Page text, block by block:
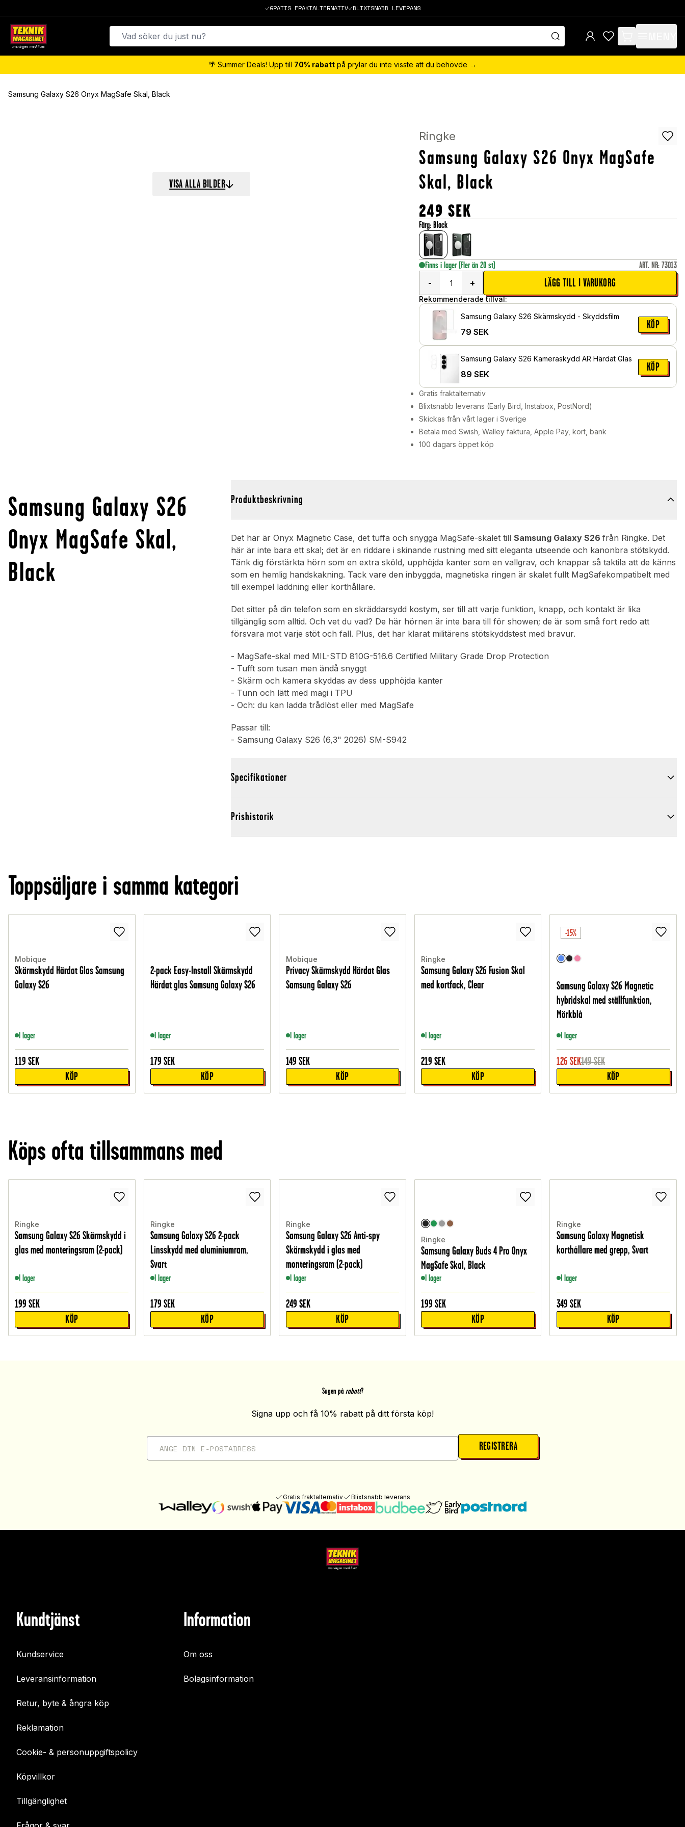
GRATIS FRAKTALTERNATIV BLIXTSNABB LEVERANS
items in cart, view
🌴 Summer Deals! Upp till 70% rabatt på prylar du inte visste att du behövde →
Samsung Galaxy S26 Onyx MagSafe Skal, Black
VISA ALLA BILDER
Ringke
Samsung Galaxy S26 Onyx MagSafe
Skal, Black
249 SEK
Färg: Black
Finns i lager (Fler än 20 st) ART. NR: 73013
-
+ LÄGG TILL I VARUKORG
Rekommenderade tillval:
Samsung Galaxy S26 Skärmskydd - Skyddsfilm
79 SEK
KÖP
Samsung Galaxy S26 Kameraskydd AR Härdat Glas
89 SEK
KÖP
Gratis fraktalternativ
Blixtsnabb leverans (Early Bird, Instabox, PostNord)
Skickas från vårt lager i Sverige
Betala med Swish, Walley faktura, Apple Pay, kort, bank
100 dagars öppet köp
Samsung Galaxy S26
Onyx MagSafe Skal,
Black
Produktbeskrivning
Det här är Onyx Magnetic Case, det tuffa och snygga MagSafe-skalet tillSamsung Galaxy S26från Ringke. Det
här är inte bara ett skal; det är en riddare i skinande rustning med sitt eleganta utseende och kanonbra stötskydd.
Tänk dig förstärkta hörn som en extra sköld, upphöjda kanter som en vallgrav, och knappar så taktila att de känns
som en hemlig handskakning. Tack vare den inbyggda, magnetiska ringen är skalet fullt MagSafekompatibelt med
till exempel laddning eller korthållare.
Det sitter på din telefon som en skräddarsydd kostym, ser till att varje funktion, knapp, och kontakt är lika
tillgänglig som alltid. Och vet du vad? De här hörnen är inte bara till för showen; de är som små fort redo att
försvara mot varje stöt och fall. Plus, det har klarat militärens stötskyddstest med bravur.
- MagSafe-skal med MIL-STD 810G-516.6 Certified Military Grade Drop Protection
- Tufft som tusan men ändå snyggt
- Skärm och kamera skyddas av dess upphöjda kanter
- Tunn och lätt med magi i TPU
- Och: du kan ladda trådlöst eller med MagSafe
Passar till:
- Samsung Galaxy S26 (6,3" 2026) SM-S942
Specifikationer
Prishistorik
Toppsäljare i samma kategori
Mobique
Skärmskydd Härdat Glas Samsung
Galaxy S26
I lager
119 SEK
KÖP
2-pack Easy-Install Skärmskydd
Härdat glas Samsung Galaxy S26
I lager
179 SEK
KÖP
Mobique
Privacy Skärmskydd Härdat Glas
Samsung Galaxy S26
I lager
149 SEK
KÖP
Ringke
Samsung Galaxy S26 Fusion Skal
med kortfack, Clear
I lager
219 SEK
KÖP
-15%
Samsung Galaxy S26 Magnetic
hybridskal med ställfunktion,
Mörkblå
I lager
126 SEK149SEK
KÖP
Köps ofta tillsammans med
Ringke
Samsung Galaxy S26 Skärmskydd i
glas med monteringsram (2-pack)
I lager
199 SEK
KÖP
Ringke
Samsung Galaxy S26 2-pack
Linsskydd med aluminiumram,
Svart
I lager
179 SEK
KÖP
Ringke
Samsung Galaxy S26 Anti-spy
Skärmskydd i glas med
monteringsram (2-pack)
I lager
249 SEK
KÖP
Ringke
Samsung Galaxy Buds 4 Pro Onyx
MagSafe Skal, Black
I lager
199 SEK
KÖP
Ringke
Samsung Galaxy Magnetisk
korthållare med grepp, Svart
I lager
349 SEK
KÖP
Sugen på rabatt?
Signa upp och få 10% rabatt på ditt första köp!
REGISTRERA
Gratis fraktalternativ Blixtsnabb leverans
Kundtjänst
Kundservice
Leveransinformation
Retur, byte & ångra köp
Reklamation
Cookie- & personuppgiftspolicy
Köpvillkor
Tillgänglighet
Information
Om oss
Bolagsinformation